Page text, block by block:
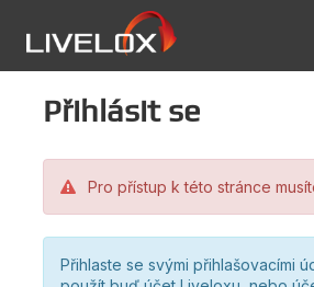
Přihlásit se
Pro přístup k této stránce
Přihlaste se svými přihlašovacími